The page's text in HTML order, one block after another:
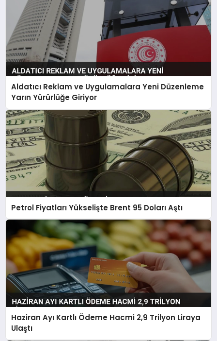
Aldatıcı Reklam ve Uygulamalara Yeni Düzenleme
Yarın Yürürlüğe Giriyor
Petrol Fiyatları Yükselişte Brent 95 Doları Aştı
Haziran Ayı Kartlı Ödeme Hacmi 2,9 Trilyon Liraya
Ulaştı